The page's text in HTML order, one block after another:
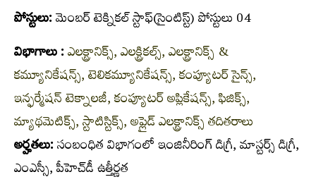
పోస్టులు:మెంబర్‌ టెక్నికల్‌ స్టాఫ్‌(సైంటిస్ట్‌) పోస్టులు 04
విభాగాలు :ఎలక్ట్రానిక్స్, ఎలక్ట్రికల్స్, ఎలక్ట్రానిక్స్ &
కమ్యూనికేషన్స్, టెలికమ్యూనికేషన్స్, కంప్యూటర్ సైన్స్,
ఇన్ఫర్మేషన్ టెక్నాలజీ, కంప్యూటర్ అప్లికేషన్స్‌, ఫిజిక్స్,
మ్యాథమెటిక్స్, స్టాటిస్టిక్స్, అప్లైడ్ ఎలక్ట్రానిక్స్ తదితరాలు
అర్హతలు:సంబంధిత విభాగంలో ఇంజినీరింగ్‌ డిగ్రీ, మాస్టర్స్‌ డిగ్రీ,
ఎంఎస్సీ, పీహెచ్‌డీ ఉత్తీర్ణత